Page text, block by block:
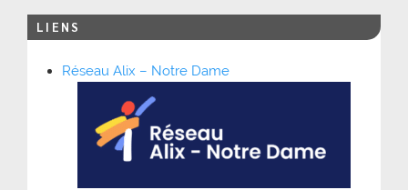
LIENS
Réseau Alix – Notre Dame